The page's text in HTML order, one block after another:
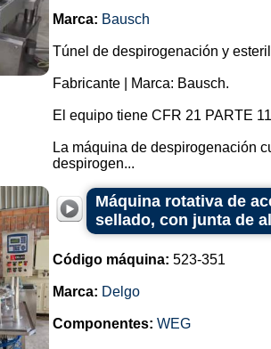
Marca: Bausch
Túnel de despirogenación y
Fabricante | Marca: Bausch.
El equipo tiene CFR 21 PARTE
La máquina de despirogenación
despirogen...
Máquina rotativa de
sellado, con junta de
Código máquina: 523-351
Marca: Delgo
Componentes: WEG